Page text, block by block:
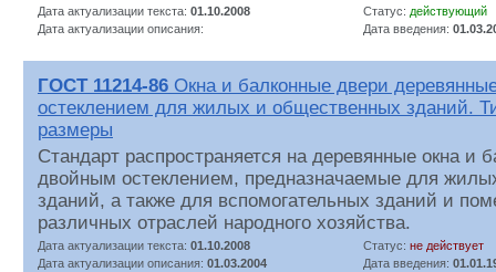
Дата актуализации текста: 01.10.2008 Статус: действующий
Дата актуализации описания:
Дата введения:
ГОСТ 11214-86 Окна и балконные двери
остеклением для жилых и общественных зданий.
размеры
Стандарт распространяется на деревянные окна и
двойным остеклением, предназначаемые для
зданий, а также для вспомогательных зданий и
различных отраслей народного хозяйства.
Дата актуализации текста: 01.10.2008 Статус: не действует
Дата актуализации описания: 01.03.2004 Дата введения: